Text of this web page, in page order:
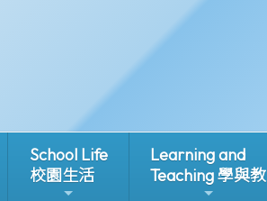
School Life
校園生活
Learning and
Teaching 學與教